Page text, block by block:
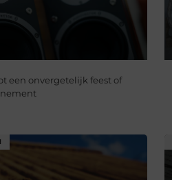
een onvergetelijk feest of